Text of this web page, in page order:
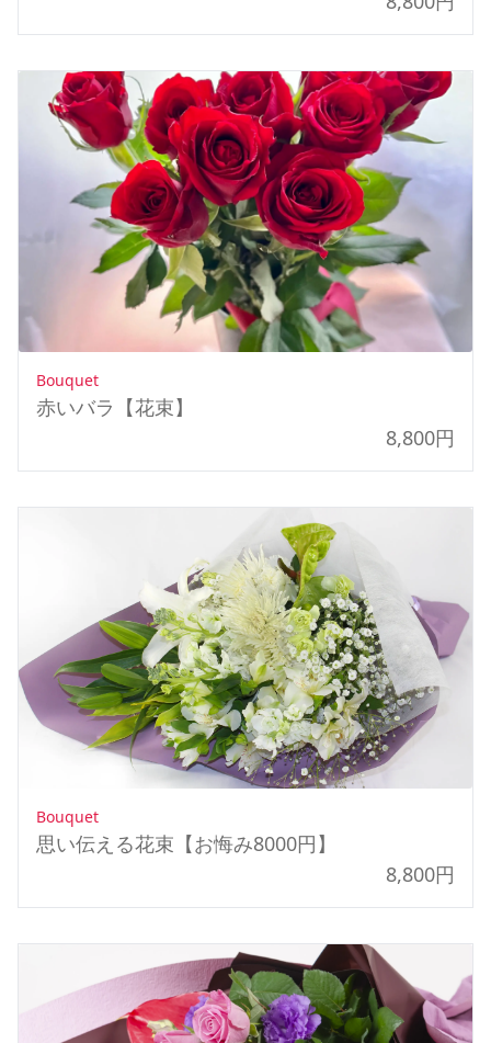
Bouquet
赤いバラ【花束】
8,800円
Bouquet
思い伝える花束【お悔み8000円】
8,800円